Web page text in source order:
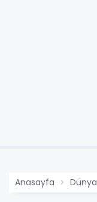
Anasayfa Dünya